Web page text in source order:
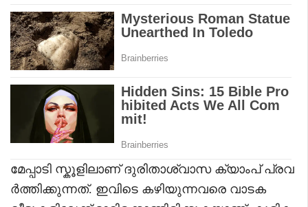
മേപ്പാടി സ്കൂളിലാണ് ദുരിതാശ്വാസ ക്യാംപ് പ്രവ
ർത്തിക്കുന്നത്. ഇവിടെ കഴിയുന്നവരെ വാടക